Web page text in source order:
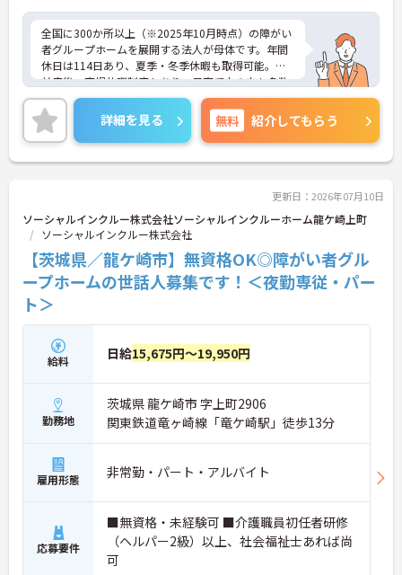
など豊富な教育プログラムで専門職としての成長を
サポートしています
全国に300か所以上（※2025年10月時点）の障がい
者グループホームを展開する法人が母体です。年間
休日は114日あり、夏季・冬季休暇も取得可能。産
前産後・育児休暇制度もあり、子育て中の方も多数
活躍中で、ワークライフバランスを大切にしながら
働ける環境が整っています。研修制度や外部勉強会
の受講支援もあり、スキルアップもしっかりサポー
ト。将来的には管理者やエリアマネージャーへのキ
ャリアアップも目指せます。20代から60代まで幅広
の職場です。介護経験を活かしたい方、福祉の資格
をお持ちの方、安定した法人でキャリアを築きたい
方におすすめです。
★おすすめPOINT★
・生活支援員からスタートし、サービス管理責任者
やエリアマネージャーへと続く明確なステップアッ
プの道筋が用意されています。急成長中の企業であ
るためポストも豊富にあり、専門性を高めながらマ
ネジメント職への挑戦も視野に入れていただけま
す。
業環境に加え、産前産後休暇や育児休暇制度がしっ
かりと整備されています。オンとオフの切り替えを
明確にし、心身ともに充実した状態で長くご活躍い
常時2～4名のスタッフで支援、国基準を上回る人員
配置や夜間複数名体制が敷かれているため、業務に
追われることなくご利用者様のペースに合わせたサ
ポートが可能です。施設も専用設計で働きやすく、
ご自身の理想とする福祉を実践できる環境が整って
います。
詳細を見る 無料 紹介してもらう
更新日：2026年07月10日
ソーシャルインクルー株式会社ソーシャルインクルーホーム龍ケ崎上町
ソーシャルインクルー株式会社
【茨城県／龍ケ崎市】無資格OK◎障がい者グル
ープホームの世話人募集です！＜夜勤専従・パー
ト＞
給料 日給15,675円～19,950円
勤務地
茨城県 龍ケ崎市 字上町2906
関東鉄道竜ヶ崎線「竜ケ崎駅」徒歩13分
雇用形態 非常勤・パート・アルバイト
応募要件
■無資格・未経験可 ■介護職員初任者研修
（ヘルパー2級）以上、社会福祉士あれば尚
可